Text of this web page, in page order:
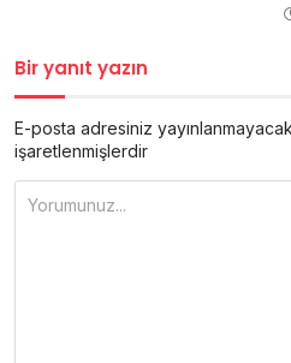
Bir yanıt yazın
E-posta adresiniz
işaretlenmişlerdir